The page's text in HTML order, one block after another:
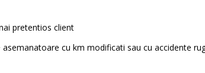
pretentios client
cu km modificati sau cu accidente